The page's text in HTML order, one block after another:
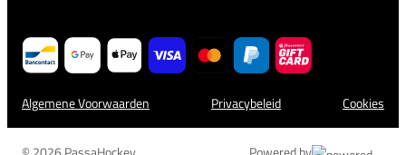
Algemene Voorwaarden Privacybeleid Cookies